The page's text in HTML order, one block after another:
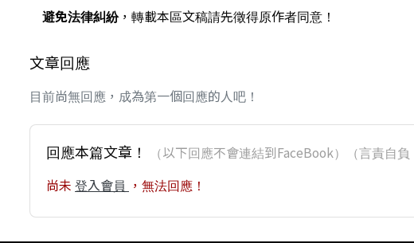
避免法律糾紛，轉載本區文稿請先徵得原作者同意！
文章回應
目前尚無回應，成為第一個回應的人吧！
回應本篇文章！ （以下回應不會連結到FaceBook）（言責自
尚未 登入會員 ，無法回應！